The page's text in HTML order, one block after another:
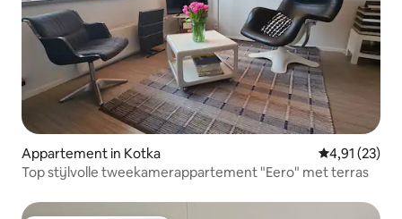
Appartement in Kotka Gemiddelde
4,91 (23)
Top stijlvolle tweekamerappartement "Eero" met terras